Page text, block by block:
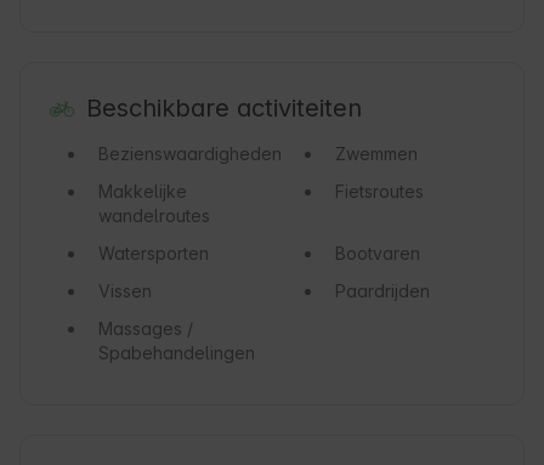
Beschikbare activiteiten
Bezienswaardigheden
Zwemmen
Makkelijke
wandelroutes
Fietsroutes
Watersporten
Bootvaren
Vissen
Paardrijden
Massages /
Spabehandelingen